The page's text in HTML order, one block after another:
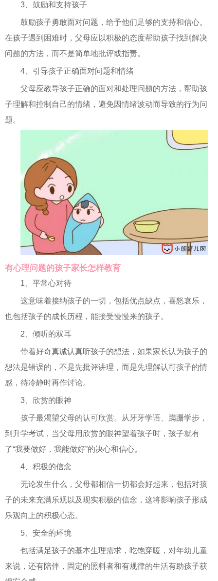
3、鼓励和支持孩子
鼓励孩子勇敢面对问题，给予他们足够的支持和信心。
在孩子遇到困难时，父母应以积极的态度帮助孩子找到解决
问题的方法，而不是简单地批评或指责。
4、引导孩子正确面对问题和情绪
父母应教导孩子正确的面对和处理问题的方法，帮助孩
子理解和控制自己的情绪，避免因情绪波动而导致的行为问
题。
有心理问题的孩子家长怎样教育
1、平常心对待
这意味着接纳孩子的一切，包括优点缺点，喜怒哀乐，
也包括孩子的成长历程，能接受慢慢来的孩子。
2、倾听的双耳
带着好奇真诚认真听孩子的想法，如果家长认为孩子的
想法是错误的，不是先批评讲理，而是先理解认可孩子的情
感，待冷静时再作讨论。
3、欣赏的眼神
孩子最渴望父母的认可欣赏。从牙牙学语、蹒跚学步，
到升学考试，当父母用欣赏的眼神望着孩子时，孩子就有
了“我要做好，我能做好”的决心和信心。
4、积极的信念
无论发生什么，父母都相信一切都会好起来，包括对孩
子的未来充满乐观以及现实积极的信念，这将影响孩子形成
乐观向上的积极心态。
5、安全的环境
包括满足孩子的基本生理需求，吃饱穿暖，对年幼儿童
来说，还有陪伴，固定的照料者和有规律的生活有助孩子获